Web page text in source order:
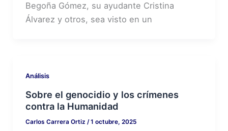
Begoña Gómez, su ayudante Cristina
Álvarez y otros, sea visto en un
Análisis
Sobre el genocidio y los crímenes
contra la Humanidad
Carlos Carrera Ortiz /1 octubre, 2025